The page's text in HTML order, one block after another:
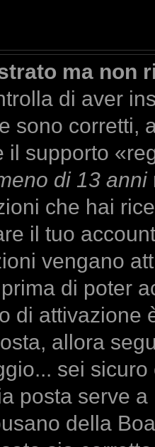
ma non
di aver
sono corretti,
il supporto
di 13 anni
che hai
il tuo
vengano
di poter
di attivazione
allora
sei
posta serve
della